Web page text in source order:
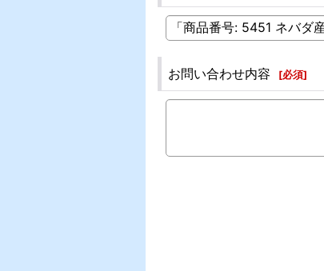
お問い合わせ内容 [必須]